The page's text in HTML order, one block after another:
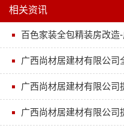
相关资讯
广西尚材居建材有限公司
广西尚材居建材有限公司